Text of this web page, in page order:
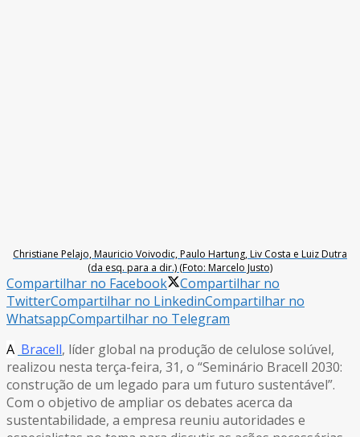
Christiane Pelajo, Mauricio Voivodic, Paulo Hartung, Liv Costa e Luiz Dutra
(da esq. para a dir.) (Foto: Marcelo Justo)
Compartilhar no Facebook
Compartilhar no
TwitterCompartilhar no LinkedinCompartilhar no
WhatsappCompartilhar no Telegram
A Bracell, líder global na produção de celulose solúvel,
realizou nesta terça-feira, 31, o “Seminário Bracell 2030:
construção de um legado para um futuro sustentável”.
Com o objetivo de ampliar os debates acerca da
sustentabilidade, a empresa reuniu autoridades e